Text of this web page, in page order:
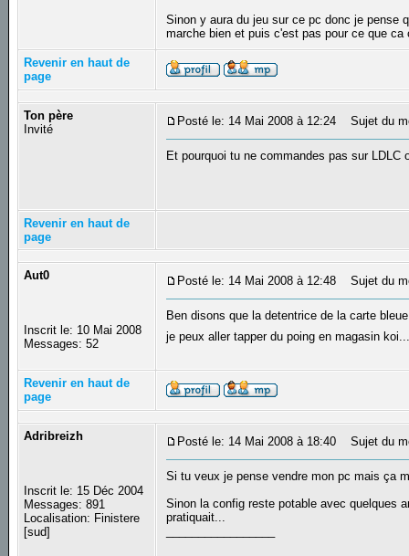
Sinon y aura du jeu sur ce pc donc je pense
marche bien et puis c'est pas pour ce que
Revenir en haut de
page
Ton père
Invité
Posté le: 14 Mai 2008 à 12:24 Sujet du
Et pourquoi tu ne commandes pas sur
Revenir en haut de
page
Aut0
Inscrit le: 10 Mai 2008
Messages: 52
Posté le: 14 Mai 2008 à 12:48 Sujet du
Ben disons que la detentrice de la carte
je peux aller tapper du poing en magasin
Revenir en haut de
page
Adribreizh
Inscrit le: 15 Déc 2004
Messages: 891
Localisation: Finistere
[sud]
Posté le: 14 Mai 2008 à 18:40 Sujet du
Si tu veux je pense vendre mon pc mais ça
Sinon la config reste potable avec quelques
pratiquait...